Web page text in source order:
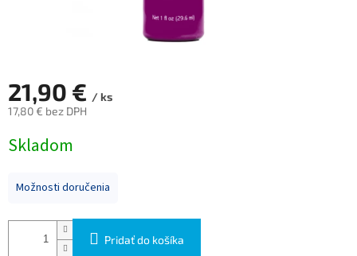
21,90 € / ks
17,80 € bez DPH
cena:
Skladom
Možnosti doručenia
Pridať do košíka